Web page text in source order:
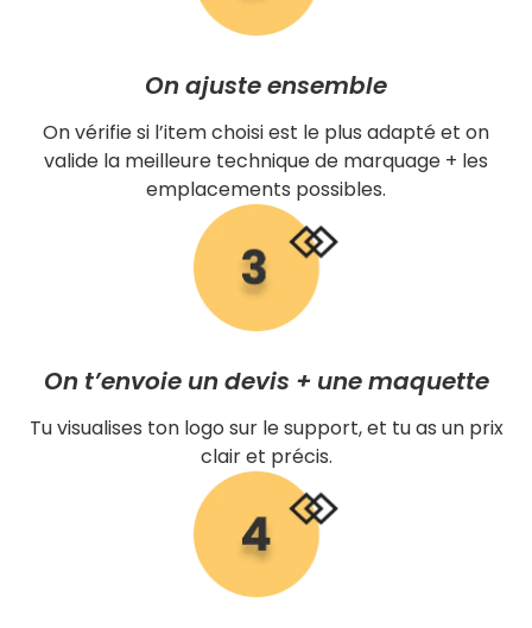
On ajuste ensemble
On vérifie si l’item choisi est le plus adapté et on
valide la meilleure technique de marquage + les
emplacements possibles.
On t’envoie un devis + une maquette
Tu visualises ton logo sur le support, et tu as un prix
clair et précis.